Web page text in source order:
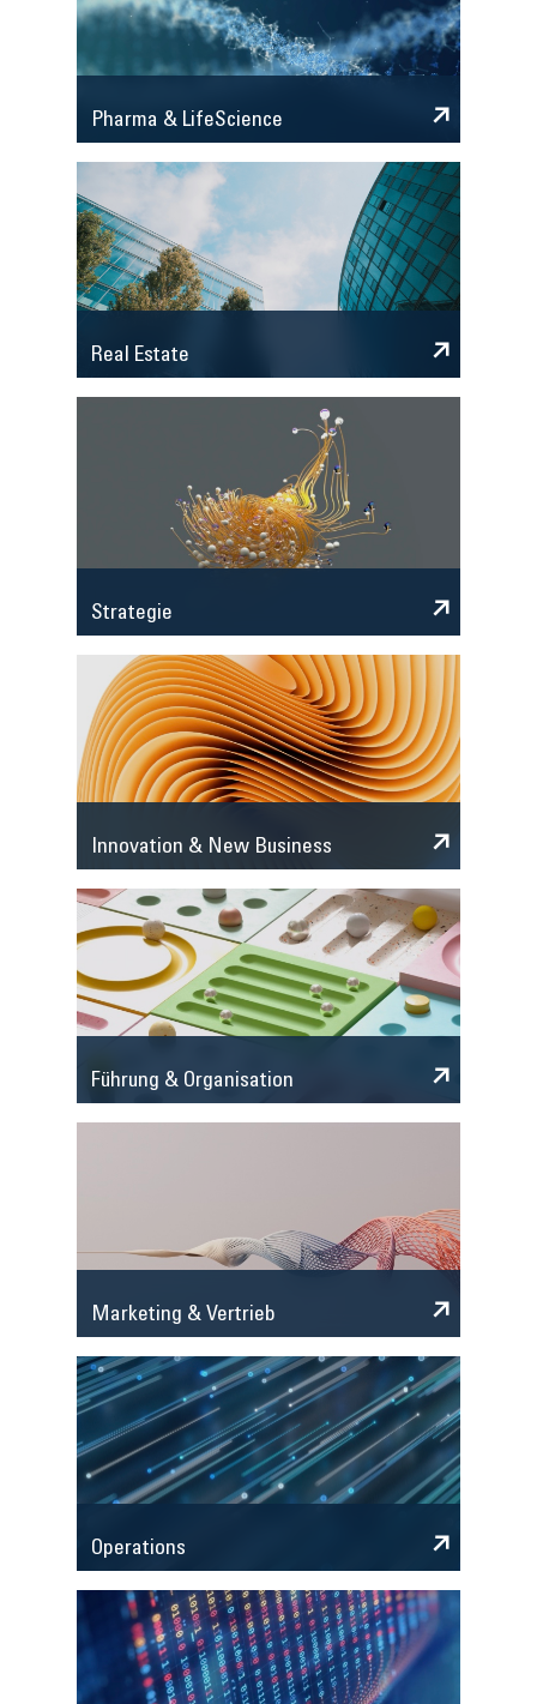
Pharma & LifeScience
Real Estate
Strategie
Innovation & New Business
Führung & Organisation
Marketing & Vertrieb
Operations